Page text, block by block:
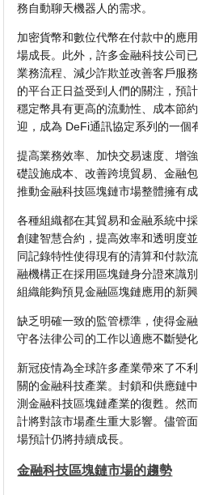
務自動聊天機器人的需求。
加密貨幣和數位代幣在付款中的應
場成長。此外，許多金融科技公司
業務流程、減少詐欺並改善客戶服
的平台正日益受到人們的關注，預
穩定幣具有更高的流動性、成本節
迎，成為 DeFi通訊協定系列的一個
提高業務效率、加快交易速度、增
礎設施成本、改善跨境貿易、金融
推動金融科技區塊鏈市場整體擁有成
各種組織都在其貿易和金融系統中
創建智慧合約，提高效率和透明度
同記錄特性使得現有的清算和付款
融機構正在採用區塊鏈身分證來識
組織能夠預見金融區塊鏈應用的新
缺乏明確一致的監管標準，使得金
守各法律公司的工作以適應不斷變化
新冠疫情為全球許多產業帶來了不
關的金融科技產業。封鎖和供應鏈
測金融科技區塊鏈產業的復甦。然
計將對該市場產生重大影響。儘管
場預計仍將持續成長。
金融科技區塊鏈市場的趨勢